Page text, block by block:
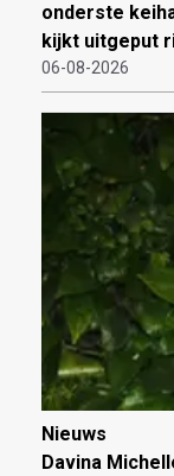
onderste
kijkt uitgeput
06-08-2026
Nieuws
Davina